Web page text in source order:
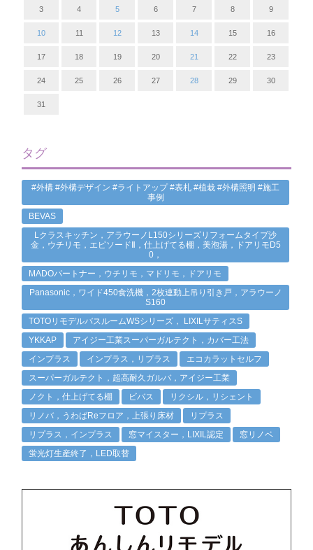
3 4 5 6 7 8 9
10 11 12 13 14 15 16
17 18 19 20 21 22 23
24 25 26 27 28 29 30
31
タグ
#外構 #外構デザイン #ライトアップ #表札 #植栽 #外構照明 #施工
事例
BEVAS
Lクラスキッチン，アラウーノL150シリーズリフォームタイプ沙
金，ウチリモ，エピソードⅡ，仕上げてる棚，美泡湯，ドアリモD5
0，
MADOパートナー，ウチリモ，マドリモ，ドアリモ
Panasonic，ワイド450食洗機，2枚連動上吊り引き戸，アラウーノ
S160
TOTOリモデルバスルームWSシリーズ， LIXILサティスS
YKKAP
アイジー工業スーパーガルテクト，カバー工法
インプラス
インプラス，リプラス
エコカラットセルフ
スーパーガルテクト，超高耐久ガルバ，アイジー工業
ノクト，仕上げてる棚
ビバス
リクシル，リシェント
リノバ，うわばReフロア，上張り床材
リプラス
リプラス，インプラス
窓マイスター，LIXIL認定
窓リノベ
蛍光灯生産終了，LED取替